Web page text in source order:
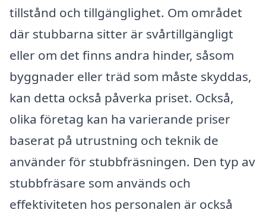
tillstånd och tillgänglighet. Om området
där stubbarna sitter är svårtillgängligt
eller om det finns andra hinder, såsom
byggnader eller träd som måste skyddas,
kan detta också påverka priset. Också,
olika företag kan ha varierande priser
baserat på utrustning och teknik de
använder för stubbfräsningen. Den typ av
stubbfräsare som används och
effektiviteten hos personalen är också